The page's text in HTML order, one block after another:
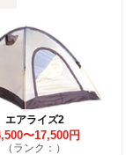
エアライズ2
〜17,500円
（ランク：）